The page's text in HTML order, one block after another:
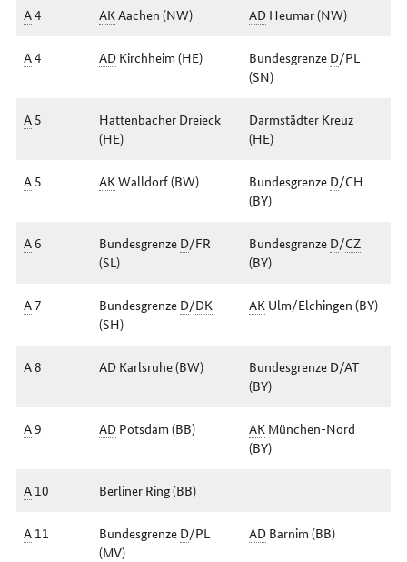
A4 AKAachen (NW) ADHeumar (NW)
A4 ADKirchheim (HE) Bundesgrenze D/PL
(SN)
A5
Hattenbacher Dreieck
(HE)
Darmstädter Kreuz
(HE)
A5 AKWalldorf (BW) Bundesgrenze D/CH
(BY)
A6 Bundesgrenze D/FR
(SL )
Bundesgrenze D/CZ
(BY)
A7 Bundesgrenze D/DK
(SH)
AKUlm/Elchingen (BY)
A8 ADKarlsruhe (BW) Bundesgrenze D/AT
(BY)
A9 ADPotsdam (BB) AKMünchen-Nord
(BY)
A10 Berliner Ring (BB)
A11 Bundesgrenze D/PL
(MV)
ADBarnim (BB)